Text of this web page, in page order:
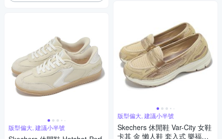
版型偏大, 建議小半號
版型偏大, 建議小半號
Skechers 休閒鞋 Var-City 女鞋
卡其 金 懶人鞋 套入式 樂福鞋